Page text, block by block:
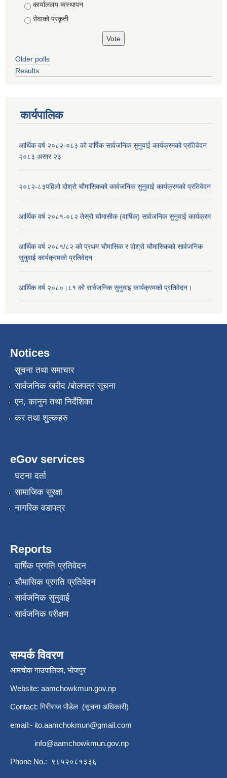
कार्याललय व्वस्थापन
सेवाको प्रकृती
Older polls
Results
कार्यपालिक
आर्थिक वर्ष २०८२-०८३ को वार्षिक सार्वजनिक सुनुवाई कार्यक्रमको प्रतिवेदन
२०८३ असार २३
२०८२-८३पहिलो दोश्रो चौमासिकको कार्वजनिक सुनुवाई कार्यक्रमको प्रतिवेदन
आर्थिक वर्ष २०८१-०८२ तेस्रो चौमासीक (वार्षिक) सार्वजनिक सुनुवाई कार्यक्रम
आर्थिक वर्ष २०८१/८२ को प्रथम चौमासिक र दोश्रो चौमासिकको सार्वजनिक
सुनुवाई कार्यक्रमको प्रतिवेदन
आर्थिक वर्ष २०८०।८१ को सार्वजनिक सुनुवाइ कार्यक्रमको प्रतिवेदन।
Notices
सूचना तथा समाचार
सार्वजनिक खरीद /बोलपत्र सूचना
एन, कानुन तथा निर्देशिका
कर तथा शुल्कहरु
eGov services
घटना दर्ता
सामाजिक सुरक्षा
नागरिक वडापत्र
Reports
वार्षिक प्रगति प्रतिवेदन
चौमासिक प्रगति प्रतिवेदन
सार्वजनिक सुनुवाई
सार्वजनिक परीक्षण
सम्पर्क विवरण
आमचोक गाउपालिका, भोजपुर
Website: aamchowkmun.gov.np
Contact: गिरीराज पौडेल (सूचना अधिकारी)
email:- ito.aamchokmun@gmail.com
info@aamchowkmun.gov.np
Phone No.: ९८५२०८१३३६